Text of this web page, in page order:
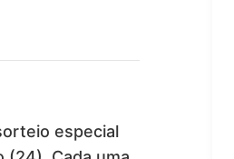
especial